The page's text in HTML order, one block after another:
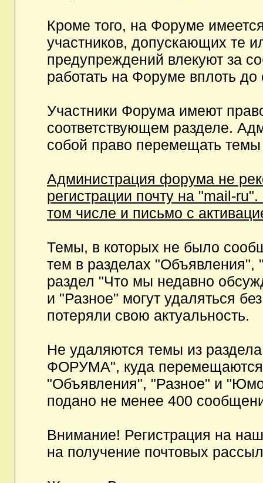
Кроме того, на Форуме
участников, допускающих те
предупреждений влекуют за
работать на Форуме вплоть
Участники Форума имеют
соответствующем разделе.
собой право перемещать темы
Администрация форума не
регистрации почту на "mail-
том числе и письмо с
Темы, в которых не было
тем в разделах
раздел "Что мы недавно
и "Разное" могут удаляться
потеряли свою актуальность.
Не удаляются темы из
ФОРУМА", куда перемещаются
"Объявления", "Разное" и
подано не менее 400
Внимание! Регистрация на
на получение почтовых